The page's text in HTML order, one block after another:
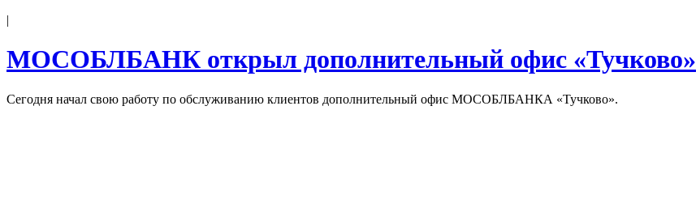
|
МОСОБЛБАНК открыл дополнительный офис «Тучково»
Сегодня начал свою работу по обслуживанию клиентов дополнительный офис МОСОБЛБАНКА «Тучково».